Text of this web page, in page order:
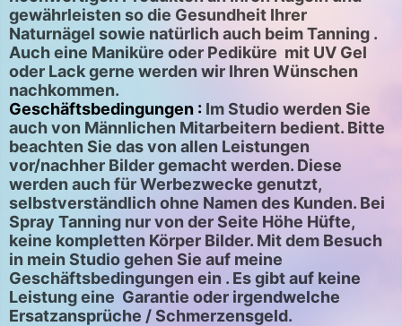
gewährleisten so die Gesundheit Ihrer
Naturnägel sowie natürlich auch beim Tanning .
Auch eine Maniküre oder Pediküre mit UV Gel
oder Lack gerne werden wir Ihren Wünschen
nachkommen.
Geschäftsbedingungen : Im Studio werden Sie
auch von Männlichen Mitarbeitern bedient. Bitte
beachten Sie das von allen Leistungen
vor/nachher Bilder gemacht werden. Diese
werden auch für Werbezwecke genutzt,
selbstverständlich ohne Namen des Kunden. Bei
Spray Tanning nur von der Seite Höhe Hüfte,
keine kompletten Körper Bilder. Mit dem Besuch
in mein Studio gehen Sie auf meine
Geschäftsbedingungen ein . Es gibt auf keine
Leistung eine Garantie oder irgendwelche
Ersatzansprüche / Schmerzensgeld.